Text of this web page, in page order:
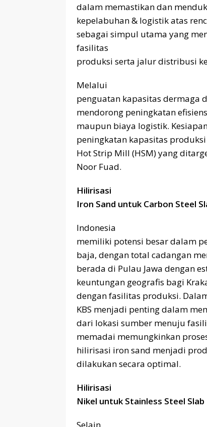
dalam memastikan dan
kepelabuhan & logistik atas
sebagai simpul utama yang
fasilitas
produksi serta jalur distribusi
Melalui
penguatan kapasitas dermaga
mendorong peningkatan
maupun biaya logistik.
peningkatan kapasitas
Hot Strip Mill (HSM) yang
Noor Fuad.
Hilirisasi
Iron Sand untuk Carbon Steel
Indonesia
memiliki potensi besar dalam
baja, dengan total cadangan
berada di Pulau Jawa dengan
keuntungan geografis bagi
dengan fasilitas produksi.
KBS menjadi penting dalam
dari lokasi sumber menuju
memadai memungkinkan
hilirisasi iron sand menjadi
dilakukan secara optimal.
Hilirisasi
Nikel untuk Stainless Steel Slab
Selain